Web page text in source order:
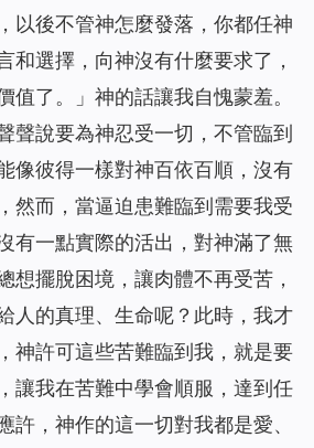
以後不管神怎麼發落，你都任神
和選擇，向神沒有什麼要求了，
值了。
」神的話讓我自愧蒙羞。
聲說要為神忍受一切，不管臨到
像彼得一樣對神百依百順，沒有
然而，當逼迫患難臨到需要我受
有一點實際的活出，對神滿了無
想擺脫困境，讓肉體不再受苦，
人的真理、生命呢？此時，我才
神許可這些苦難臨到我，就是要
讓我在苦難中學會順服，達到任
許，神作的這一切對我都是愛、